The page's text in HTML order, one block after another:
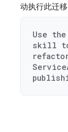
动执行此迁移
Use
skill to